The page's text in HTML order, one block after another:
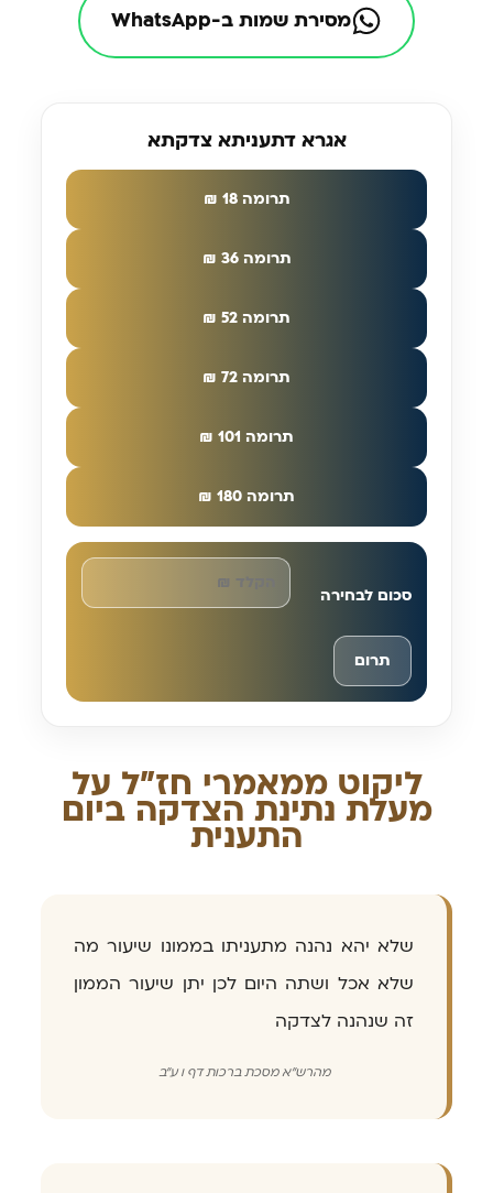
מסירת שמות ב-WhatsApp
אגרא דתעניתא צדקתא
תרומה 18 ₪
תרומה 36 ₪
תרומה 52 ₪
תרומה 72 ₪
תרומה 101 ₪
תרומה 180 ₪
סכום לבחירה
תרום
ליקוט ממאמרי חז"ל על
מעלת נתינת הצדקה ביום
התענית
שלא יהא נהנה מתעניתו בממונו שיעור מה
שלא אכל ושתה היום לכן יתן שיעור הממון
זה שנהנה לצדקה
מהרש"א מסכת ברכות דף ו ע"ב